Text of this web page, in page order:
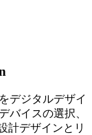
デジタルデザイ
バイスの選択、
計デザインとリ